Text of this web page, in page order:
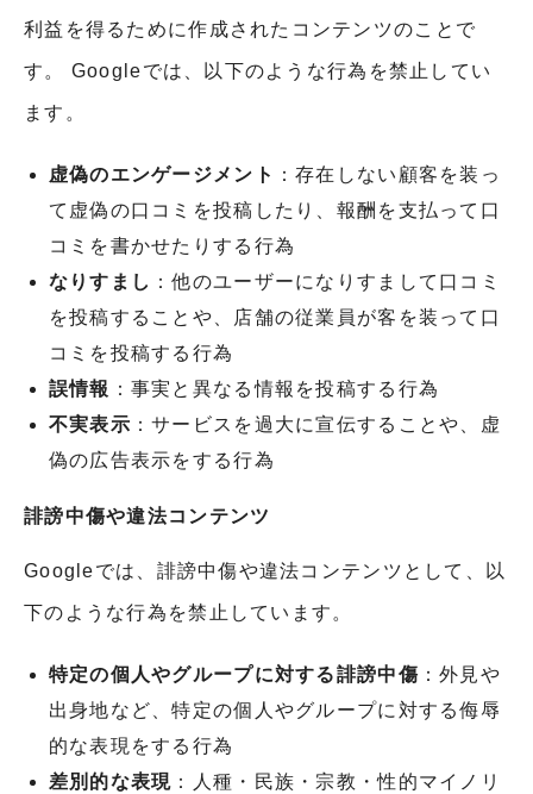
利益を得るために作成されたコンテンツのことで
す。 Googleでは、以下のような行為を禁止してい
ます。
虚偽のエンゲージメント
：存在しない顧客を装っ
て虚偽の口コミを投稿したり、報酬を支払って口
コミを書かせたりする行為
なりすまし ：他のユーザーになりすまして口コミ
を投稿することや、店舗の従業員が客を装って口
コミを投稿する行為
誤情報 ：事実と異なる情報を投稿する行為
不実表示 ：サービスを過大に宣伝することや、虚
偽の広告表示をする行為
誹謗中傷や違法コンテンツ
Googleでは、誹謗中傷や違法コンテンツとして、以
下のような行為を禁止しています。
特定の個人やグループに対する誹謗中傷：外見や
出身地など、特定の個人やグループに対する侮辱
的な表現をする行為
差別的な表現 ：人種・民族・宗教・性的マイノリ